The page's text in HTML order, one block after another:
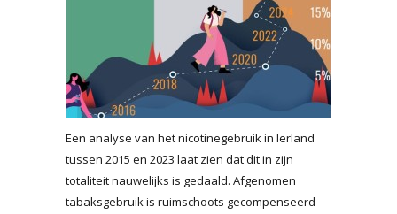
Een analyse van het nicotinegebruik in Ierland
tussen 2015 en 2023 laat zien dat dit in zijn
totaliteit nauwelijks is gedaald. Afgenomen
tabaksgebruik is ruimschoots gecompenseerd